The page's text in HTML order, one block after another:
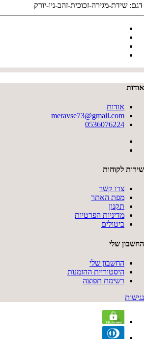
דגם: שידת-מגירה-זכוכית-זהב-ניו-יורק
אודות
אודות
meravse73@gmail.com
0536076224
שירות לקוחות
צרו קשר
מפת האתר
תקנון
מדיניות הפרטיות
ביטולים
החשבון שלי
החשבון שלי
היסטוריית ההזמנות
רשימת תפוצה
נגישות